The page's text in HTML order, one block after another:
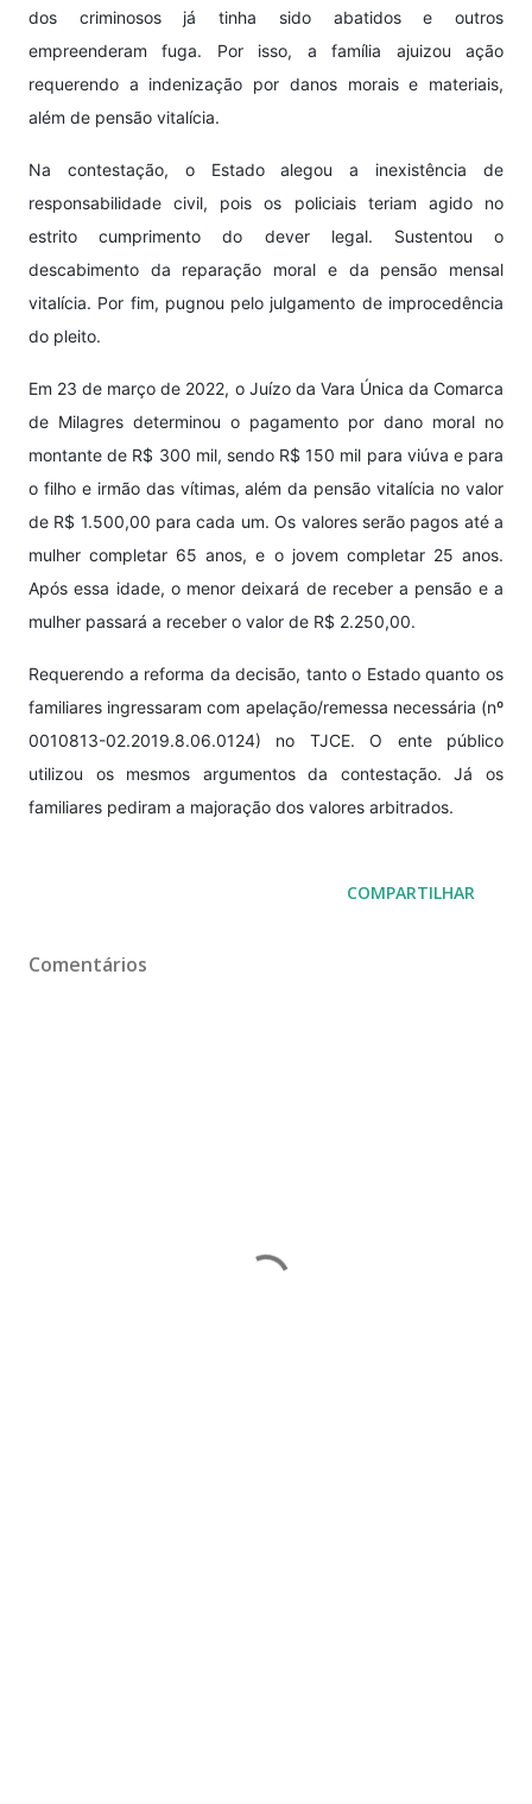
dos criminosos já tinha sido abatidos e outros
empreenderam fuga. Por isso, a família ajuizou ação
requerendo a indenização por danos morais e materiais,
além de pensão vitalícia.
Na contestação, o Estado alegou a inexistência de
responsabilidade civil, pois os policiais teriam agido no
estrito cumprimento do dever legal. Sustentou o
descabimento da reparação moral e da pensão mensal
vitalícia. Por fim, pugnou pelo julgamento de improcedência
do pleito.
Em 23 de março de 2022, o Juízo da Vara Única da Comarca
de Milagres determinou o pagamento por dano moral no
montante de R$ 300 mil, sendo R$ 150 mil para viúva e para
o filho e irmão das vítimas, além da pensão vitalícia no valor
de R$ 1.500,00 para cada um. Os valores serão pagos até a
mulher completar 65 anos, e o jovem completar 25 anos.
Após essa idade, o menor deixará de receber a pensão e a
mulher passará a receber o valor de R$ 2.250,00.
Requerendo a reforma da decisão, tanto o Estado quanto os
familiares ingressaram com apelação/remessa necessária (nº
0010813-02.2019.8.06.0124) no TJCE. O ente público
utilizou os mesmos argumentos da contestação. Já os
familiares pediram a majoração dos valores arbitrados.
COMPARTILHAR
Comentários